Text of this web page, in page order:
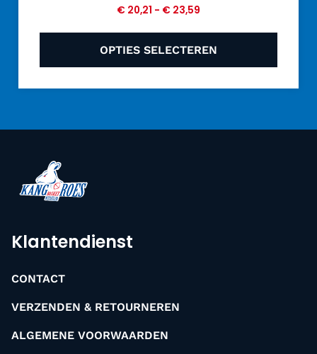
€ 20,21 - € 23,59
OPTIES SELECTEREN
Klantendienst
CONTACT
VERZENDEN & RETOURNEREN
ALGEMENE VOORWAARDEN